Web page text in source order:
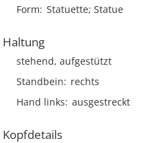
Form Statuette; Statue
Haltung
stehend, aufgestützt
Standbein
rechts
Hand links ausgestreckt
Kopfdetails